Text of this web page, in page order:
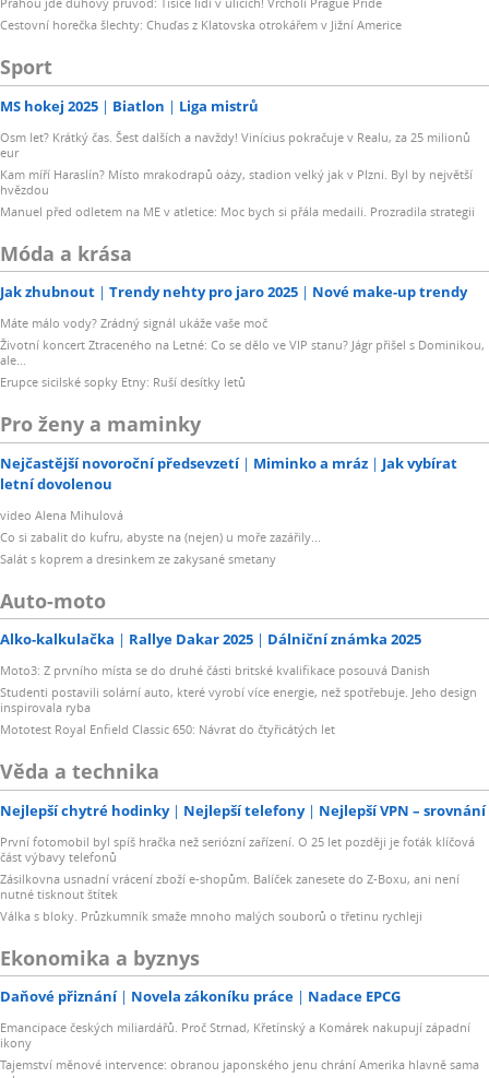
Cestovní horečka šlechty: Chuďas z Klatovska otrokářem v Jižní Americe
Sport
MS hokej 2025 Biatlon Liga mistrů
Osm let? Krátký čas. Šest dalších a navždy! Vinícius pokračuje v Realu, za 25 milionů
eur
Kam míří Haraslín? Místo mrakodrapů oázy, stadion velký jak v Plzni. Byl by největší
hvězdou
Manuel před odletem na ME v atletice: Moc bych si přála medaili. Prozradila strategii
Móda a krása
Jak zhubnout Trendy nehty pro jaro 2025 Nové make-up trendy
Máte málo vody? Zrádný signál ukáže vaše moč
Životní koncert Ztraceného na Letné: Co se dělo ve VIP stanu? Jágr přišel s Dominikou,
ale...
Erupce sicilské sopky Etny: Ruší desítky letů
Pro ženy a maminky
Nejčastější novoroční předsevzetí Miminko a mráz
Jak vybírat
letní dovolenou
video Alena Mihulová
Co si zabalit do kufru, abyste na (nejen) u moře zazářily...
Salát s koprem a dresinkem ze zakysané smetany
Auto-moto
Alko-kalkulačka Rallye Dakar 2025 Dálniční známka 2025
Moto3: Z prvního místa se do druhé části britské kvalifikace posouvá Danish
Studenti postavili solární auto, které vyrobí více energie, než spotřebuje. Jeho design
inspirovala ryba
Mototest Royal Enfield Classic 650: Návrat do čtyřicátých let
Věda a technika
Nejlepší chytré hodinky Nejlepší telefony Nejlepší VPN – srovnání
První fotomobil byl spíš hračka než seriózní zařízení. O 25 let později je foťák klíčová
část výbavy telefonů
Zásilkovna usnadní vrácení zboží e-shopům. Balíček zanesete do Z-Boxu, ani není
nutné tisknout štítek
Válka s bloky. Průzkumník smaže mnoho malých souborů o třetinu rychleji
Ekonomika a byznys
Daňové přiznání Novela zákoníku práce Nadace EPCG
Emancipace českých miliardářů. Proč Strnad, Křetínský a Komárek nakupují západní
ikony
Tajemství měnové intervence: obranou japonského jenu chrání Amerika hlavně sama